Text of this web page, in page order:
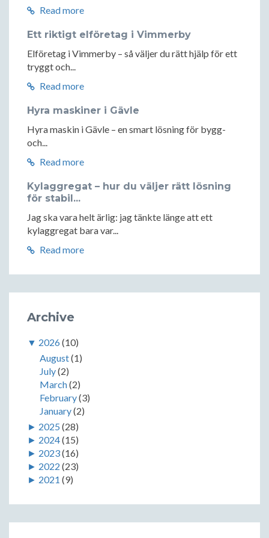
Read more
Ett riktigt elföretag i Vimmerby
Elföretag i Vimmerby – så väljer du rätt hjälp för ett
tryggt och...
Read more
Hyra maskiner i Gävle
Hyra maskin i Gävle – en smart lösning för bygg-
och...
Read more
Kylaggregat – hur du väljer rätt lösning
för stabil...
Jag ska vara helt ärlig: jag tänkte länge att ett
kylaggregat bara var...
Read more
Archive
▼ 2026(10)
August(1)
July(2)
March(2)
February(3)
January(2)
► 2025 (28)
► 2024(15)
► 2023(16)
► 2022 (23)
► 2021 (9)